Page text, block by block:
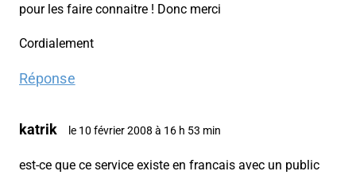
pour les faire connaitre ! Donc merci
Cordialement
Réponse
katrik le 10 février 2008 à 16 h 53 min
est-ce que ce service existe en francais avec un public